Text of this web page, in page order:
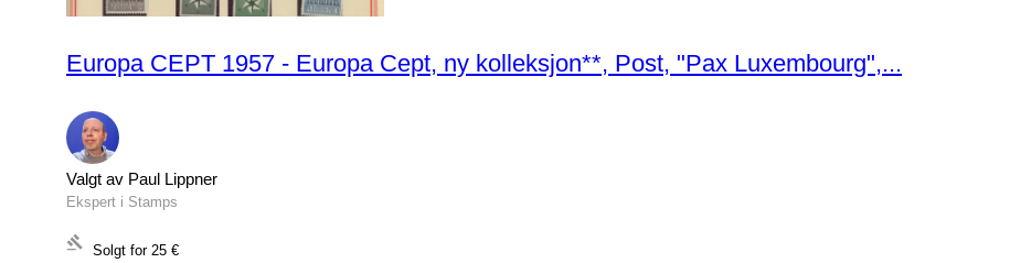
Europa CEPT 1957 - Europa Cept, ny kolleksjon**, Post, "Pax Luxembourg",...
Valgt av Paul Lippner
Ekspert i Stamps
Solgt for 25 €